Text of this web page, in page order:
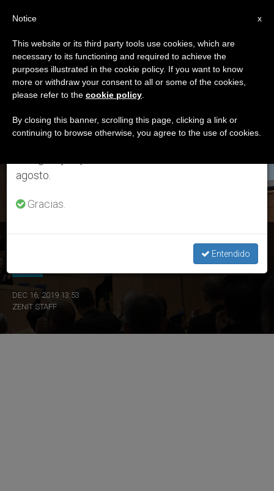
ETIQUETA
Posts Tagged
‘maestro Del Diálogo’
ÚLTIMAS NOTICIAS
DEC 16, 2019 13:53
ZENIT STAFF
×
Aviso importante
Del 27 de julio al 7 de agosto haremos la pausa
anual, aprovechando que en el periodo de verano
se generan menos informaciones y también el
agosto.
Gracias.
Entendido
x
Notice
This website or its third party tools use cookies, which are
necessary to its functioning and required to achieve the
purposes illustrated in the cookie policy. If you want to know
more or withdraw your consent to all or some of the cookies,
please refer to the cookie policy
By closing this banner, scrolling this page, clicking a link or
continuing to browse otherwise, you agree to the use of cookies.